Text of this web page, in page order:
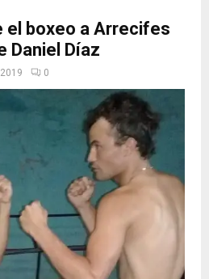
el boxeo a Arrecifes
Daniel Díaz
0